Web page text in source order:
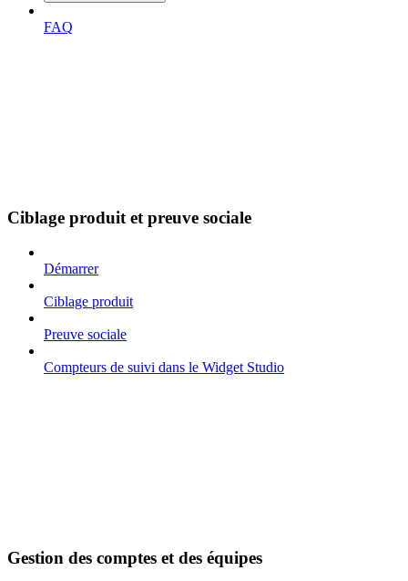
FAQ
Ciblage produit et preuve sociale
Démarrer
Ciblage produit
Preuve sociale
Compteurs de suivi dans le Widget Studio
Gestion des comptes et des équipes